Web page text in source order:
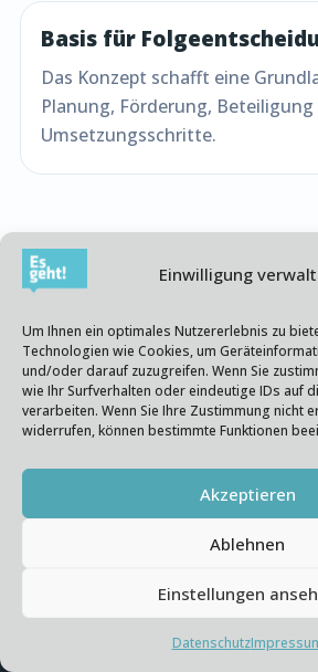
Einwilligung
Um Ihnen ein optimales Nutzererlebnis zu
Technologien wie Cookies, um
und/oder darauf zuzugreifen. Wenn Sie
wie Ihr Surfverhalten oder eindeutige IDs auf
verarbeiten. Wenn Sie Ihre Zustimmung nicht
widerrufen, können bestimmte Funktionen
Akzeptieren
Ablehnen
Einstellungen
Datenschutz
Basis für
Das Konzept schafft eine
Planung, Förderung,
Umsetzungsschritte.
WAS DIESES PROJEKT ZEIGT
Komplexe
brauchen
Energieplanung
Röslau zeigt, dass Es-geht!
Quartierssituationen fachlich